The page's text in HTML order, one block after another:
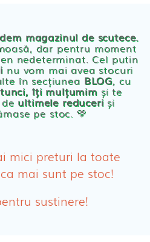
FEMEI
Urinara
magazinul de scutece.
dar pentru moment
nedeterminat. Cel putin
nu vom mai avea stocuri
în secțiunea BLOG, cu
îți mulțumimși te
ultimele reduceriși
pe stoc. 💛
mici preturi la toate
mai sunt pe stoc!
sustinere!